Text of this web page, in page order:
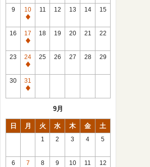
館
日
9
10
休
館
日
11 12 13 14 15
16
17
休
館
日
18 19 20 21 22
23
24
休
館
日
25 26 27 28 29
30
31
休
9月
日 月 火 水 木 金 土
1 2 3 4 5
6
7
8 9 10 11 12